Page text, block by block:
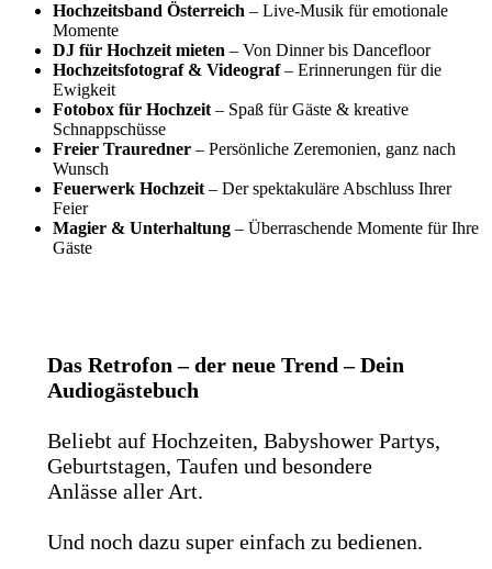
Hochzeitsband Österreich – Live-Musik für emotionale
Momente
DJ für Hochzeit mieten – Von Dinner bis Dancefloor
Hochzeitsfotograf & Videograf– Erinnerungen für die
Ewigkeit
Fotobox für Hochzeit – Spaß für Gäste & kreative
Schnappschüsse
Freier Trauredner – Persönliche Zeremonien, ganz nach
Wunsch
Feuerwerk Hochzeit – Der spektakuläre Abschluss Ihrer
Feier
Magier & Unterhaltung – Überraschende Momente für Ihre
Gäste
Das Retrofon – der neue Trend – Dein
Audiogästebuch
Beliebt auf Hochzeiten, Babyshower Partys,
Geburtstagen, Taufen und besondere
Anlässe aller Art.
Und noch dazu super einfach zu bedienen.